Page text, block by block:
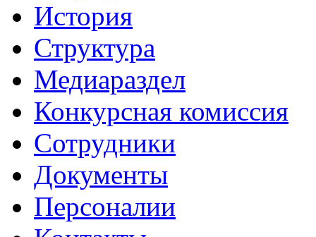
История
Структура
Медиараздел
Конкурсная комиссия
Сотрудники
Документы
Персоналии